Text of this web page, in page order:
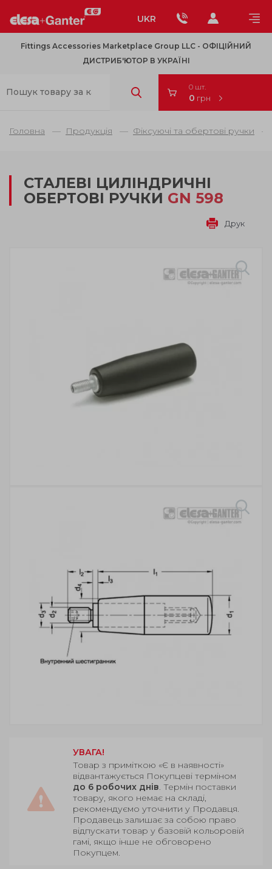
UKR
Fittings Accessories Marketplace Group LLC - OФІЦІЙНИЙ
ДИСТРИБ'ЮТОР В УКРАЇНІ
0 шт.
0 грн
Головна Продукція Фіксуючі та обертові ручки
СТАЛЕВІ ЦИЛІНДРИЧНІ
ОБЕРТОВІ РУЧКИ GN 598
Друк
УВАГА!
Товар з приміткою «Є в наявності»
відвантажується Покупцеві терміном
до 6 робочих днів. Термін поставки
товару, якого немає на складі,
рекомендуємо уточнити у Продавця.
Продавець залишає за собою право
відпускати товар у базовій кольоровій
гамі, якщо інше не обговорено
Покупцем.